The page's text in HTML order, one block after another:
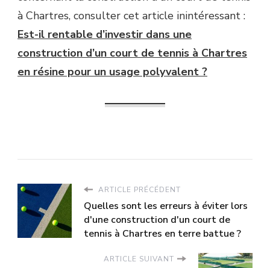
à Chartres, consulter cet article inintéressant :
Est-il rentable d’investir dans une
construction d’un court de tennis à Chartres
en résine pour un usage polyvalent ?
ARTICLE PRÉCÉDENT
Quelles sont les erreurs à éviter lors
d'une construction d'un court de
tennis à Chartres en terre battue ?
ARTICLE SUIVANT